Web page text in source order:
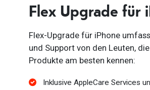
Flex Upgrade für
Flex-Upgrade für iPhone
und Support von den Leuten,
Produkte am besten kennen:
Inklusive AppleCare Services